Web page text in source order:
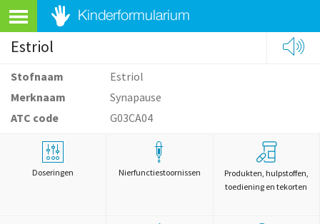
Estriol
Stofnaam
Estriol
Merknaam
Synapause
ATC code
G03CA04
Doseringen Nierfunctiestoornissen
Produkten, hulpstoffen,
toediening en tekorten